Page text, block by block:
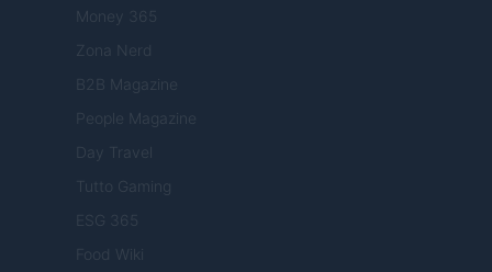
Money 365
Zona Nerd
B2B Magazine
People Magazine
Day Travel
Tutto Gaming
ESG 365
Food Wiki